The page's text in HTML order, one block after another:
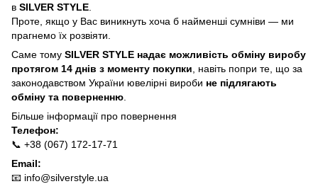
в SILVER STYLE
Проте, якщо у Вас виникнуть хоча б найменші сумніви — ми
прагнемо їх розвіяти.
Саме тому SILVER STYLE надає можливість обміну виробу
протягом 14 днів з моменту покупки , навіть попри те, що за
законодавством України ювелірні вироби не підлягають
обміну та поверненню
Більше інформації про повернення
Телефон:
📞 +38 (067) 172-17-71
Email:
📧 info@silverstyle.ua